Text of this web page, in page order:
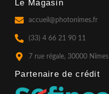
e
o
o
k
-
f
t
g
a
m
t
b
Le Magasin
accueil@photonimes.fr
(33) 4 66 21 90 11
7 rue régale, 30000 Nîmes
Partenaire de crédit​